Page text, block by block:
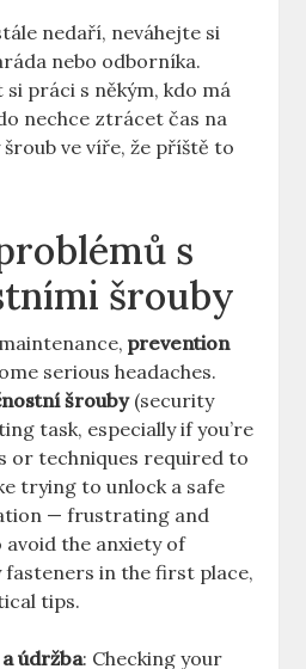
‍nedaří, neváhejte si
nebo odborníka.
si práci s někým, kdo má⁤
nechce ztrácet čas na
ve víře, že příště to
s
šrouby
prevention
serious headaches.
šrouby(security
task, especially if you’re
or techniques required to
trying to unlock‍ a safe
‌— frustrating and
the anxiety ​of
in ​the⁤ first place,‌
‌tips.
údržba: Checking your